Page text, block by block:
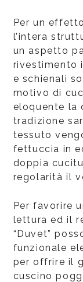
Per un
l’intera
un aspetto
rivestimento
e schienali
motivo di
eloquente la
tradizione
tessuto
fettuccia in
doppia
regolarità il
Per favorire
lettura ed il
“Duvet”
funzionale
per offrire il
cuscino